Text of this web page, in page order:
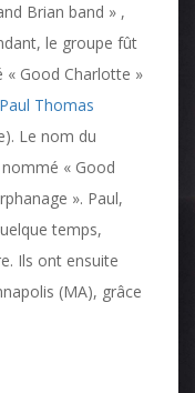
Brian band » ,
le groupe fût
Good Charlotte »
Paul Thomas
Le nom du
nommé « Good
». Paul,
temps,
Ils ont ensuite
(MA), grâce